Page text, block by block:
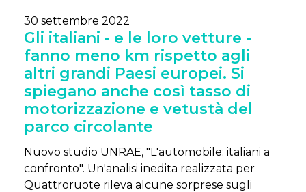
30 settembre 2022
Gli italiani - e le loro vetture -
fanno meno km rispetto agli
altri grandi Paesi europei. Si
spiegano anche così tasso di
motorizzazione e vetustà del
parco circolante
Nuovo studio UNRAE, "L'automobile: italiani a
confronto". Un'analisi inedita realizzata per
Quattroruote rileva alcune sorprese sugli